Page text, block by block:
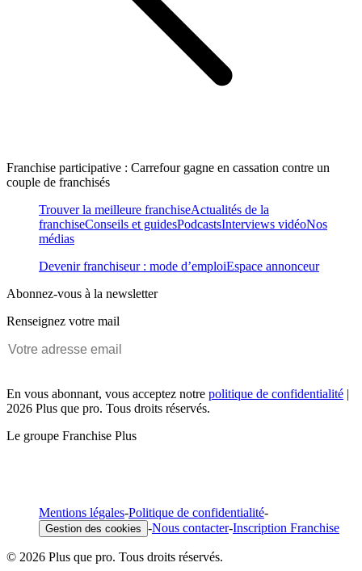
Franchise participative : Carrefour gagne en cassation contre un
couple de franchisés
Trouver la meilleure franchiseActualités de la
franchiseConseils et guidesPodcastsInterviews vidéoNos
médias
Devenir franchiseur : mode d’emploiEspace annonceur
Abonnez-vous à la newsletter
Renseignez votre mail
En vous abonnant, vous acceptez notre politique de confidentialité |
2026 Plus que pro. Tous droits réservés.
Le groupe Franchise Plus
Mentions légales-Politique de confidentialité-
Gestion des cookies -Nous contacter-Inscription Franchise
© 2026 Plus que pro. Tous droits réservés.